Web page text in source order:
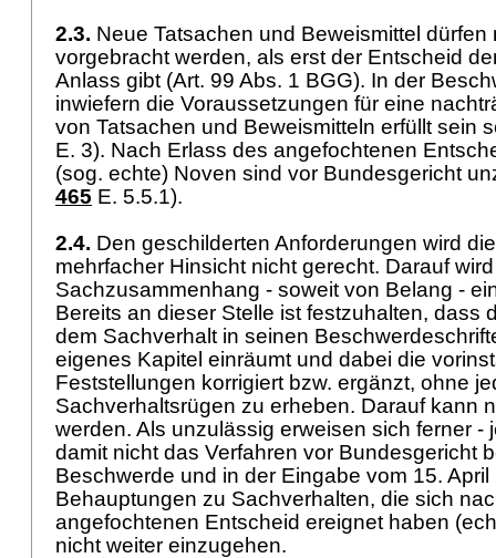
2.3. Neue Tatsachen und Beweismittel dürfen
vorgebracht werden, als erst der Entscheid
Anlass gibt (Art. 99 Abs. 1 BGG). In der
inwiefern die Voraussetzungen für eine
von Tatsachen und Beweismitteln erfüllt sein
E. 3). Nach Erlass des angefochtenen
(sog. echte) Noven sind vor Bundesgericht
465 E. 5.5.1).
2.4. Den geschilderten Anforderungen wird
mehrfacher Hinsicht nicht gerecht. Darauf
Sachzusammenhang - soweit von Belang -
Bereits an dieser Stelle ist festzuhalten, dass
dem Sachverhalt in seinen
eigenes Kapitel einräumt und dabei die
Feststellungen korrigiert bzw. ergänzt, ohne
Sachverhaltsrügen zu erheben. Darauf kann
werden. Als unzulässig erweisen sich ferner -
damit nicht das Verfahren vor Bundesgericht
Beschwerde und in der Eingabe vom 15.
Behauptungen zu Sachverhalten, die sich
angefochtenen Entscheid ereignet haben
nicht weiter einzugehen.